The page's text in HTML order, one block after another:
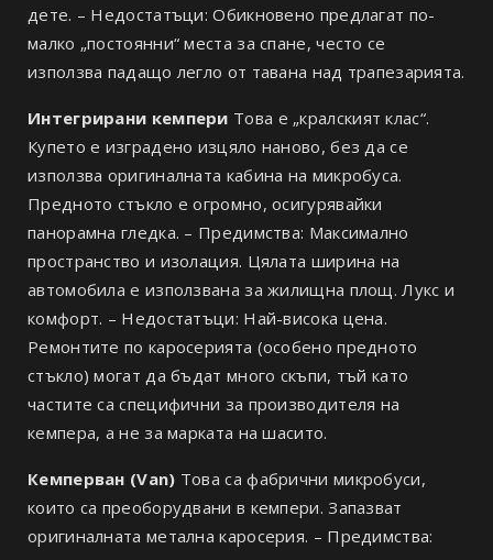
дете. – Недостатъци: Обикновено предлагат по-
малко „постоянни“ места за спане, често се
използва падащо легло от тавана над трапезарията.
Интегрирани кемпери Това е „кралският клас“.
Купето е изградено изцяло наново, без да се
използва оригиналната кабина на микробуса.
Предното стъкло е огромно, осигурявайки
панорамна гледка. – Предимства: Максимално
пространство и изолация. Цялата ширина на
автомобила е използвана за жилищна площ. Лукс и
комфорт. – Недостатъци: Най-висока цена.
Ремонтите по каросерията (особено предното
стъкло) могат да бъдат много скъпи, тъй като
частите са специфични за производителя на
кемпера, а не за марката на шасито.
Кемперван (Van) Това са фабрични микробуси,
които са преоборудвани в кемпери. Запазват
оригиналната метална каросерия. – Предимства: